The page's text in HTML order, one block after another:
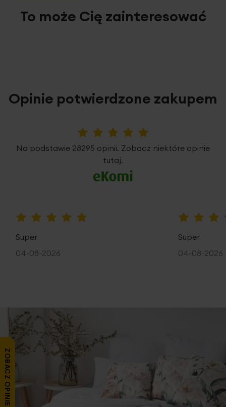
To może Cię zainteresować
Opinie potwierdzone zakupem
Na podstawie 28295 opinii. Zobacz niektóre opinie
tutaj.
Super
04-08-2026
Super
04-08-2026
ZOBACZ OPINIE